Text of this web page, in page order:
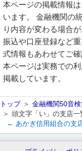
本ページの掲載情報
います。 金融機関の
り内容が変わる場合が
振込や口座登録など
式情報もあわせてご確
本ページは実務での
掲載しています。
トップ 金融機関50音
頭文字「い」の支店一
← あかぎ信用組合の支